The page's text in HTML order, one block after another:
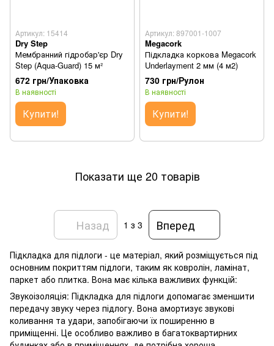
Підкладка для підлоги - це матеріал, який розміщується під
основним покриттям підлоги, таким як ковролін, ламінат,
паркет або плитка. Вона має кілька важливих функцій:
Звукоізоляція: Підкладка для підлоги допомагає зменшити
передачу звуку через підлогу. Вона амортизує звукові
коливання та удари, запобігаючи їх поширенню в
приміщенні. Це особливо важливо в багатоквартирних
Артикул: 15414
Dry Step
Мембранний гідробар'єр Dry
Step (Aqua-Guard) 15 м²
672 грн/Упаковка
В наявності
Купити!
Артикул: 897001-1007
Megacork
Підкладка коркова Megacork
Underlayment 2 мм (4 м2)
730 грн/Рулон
В наявності
Купити!
Показати ще 20 товарів
Назад 1 з 3 Вперед